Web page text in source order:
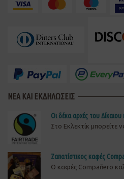
ΝΕΑ ΚΑΙ ΕΚΔΗΛΩΣΕΙΣ
Οι δέκα αρχές του
Στο Εκλεκτίκ μπορείτε
Ζαπατίστικος καφές
O καφές Compaňero